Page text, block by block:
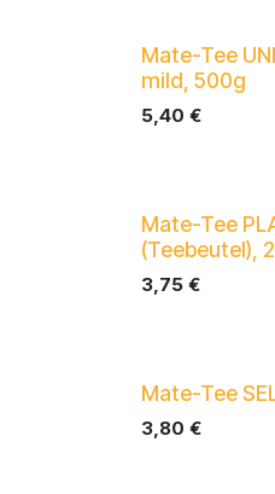
Mate-Tee
mild, 500g
5,40 €
Mate-Tee
(Teebeutel),
3,75 €
Mate-Tee
3,80 €